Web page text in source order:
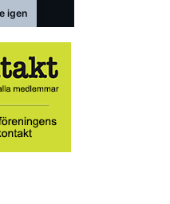
igen